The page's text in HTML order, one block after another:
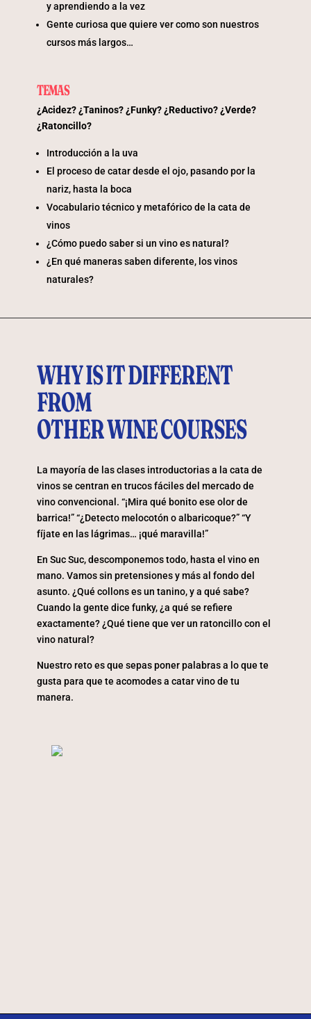
y aprendiendo a la vez
Gente curiosa que quiere ver como son nuestros
cursos más largos…
TEMAS
¿Acidez? ¿Taninos? ¿Funky? ¿Reductivo? ¿Verde?
¿Ratoncillo?
Introducción a la uva
El proceso de catar desde el ojo, pasando por la
nariz, hasta la boca
Vocabulario técnico y metafórico de la cata de
vinos
¿Cómo puedo saber si un vino es natural?
¿En qué maneras saben diferente, los vinos
naturales?
WHY IS IT DIFFERENT
FROM
OTHER WINE COURSES
La mayoría de las clases introductorias a la cata de
vinos se centran en trucos fáciles del mercado de
vino convencional. “¡Mira qué bonito ese olor de
barrica!” “¿Detecto melocotón o albaricoque?” “Y
fíjate en las lágrimas… ¡qué maravilla!”
En Suc Suc, descomponemos todo, hasta el vino en
mano. Vamos sin pretensiones y más al fondo del
asunto. ¿Qué collons es un tanino, y a qué sabe?
Cuando la gente dice funky, ¿a qué se refiere
exactamente? ¿Qué tiene que ver un ratoncillo con el
vino natural?
Nuestro reto es que sepas poner palabras a lo que te
gusta para que te acomodes a catar vino de tu
manera.